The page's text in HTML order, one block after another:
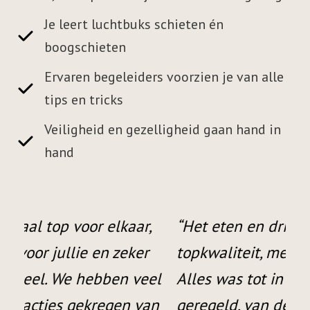
Je leert luchtbuks schieten én
boogschieten
Ervaren begeleiders voorzien je van alle
tips en tricks
Veiligheid en gezelligheid gaan hand in
hand
“Het eten en drinken waren van
topkwaliteit, met een ruime keuze.
Alles was tot in de puntjes
geregeld, van de presentatie tot de